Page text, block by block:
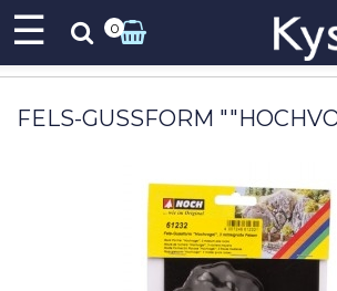
☰ 0
FELS-GUSSFORM